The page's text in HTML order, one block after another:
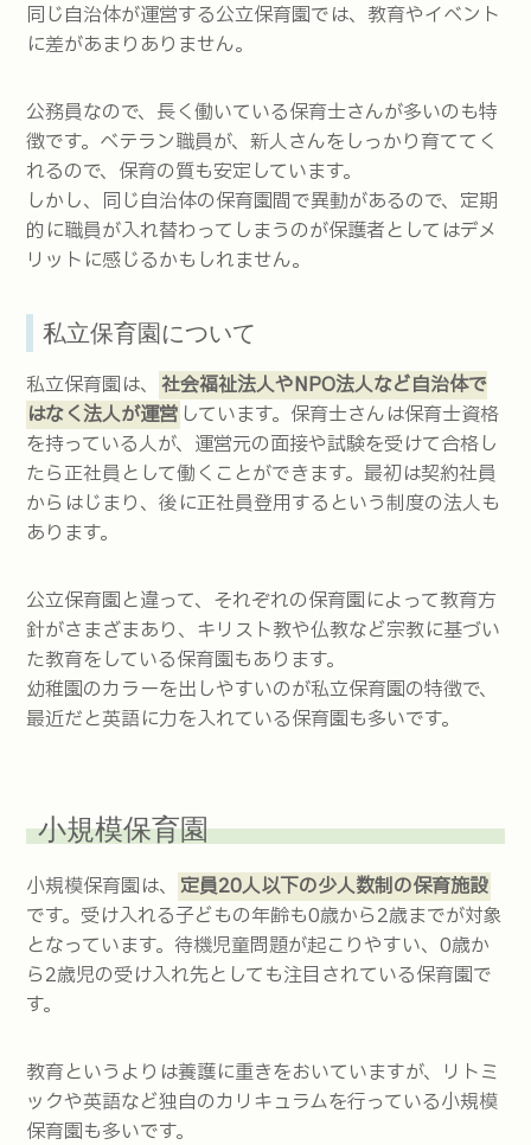
同じ自治体が運営する公立保育園では、教育やイベント
に差があまりありません。
公務員なので、長く働いている保育士さんが多いのも特
徴です。ベテラン職員が、新人さんをしっかり育ててく
れるので、保育の質も安定しています。
しかし、同じ自治体の保育園間で異動があるので、定期
的に職員が入れ替わってしまうのが保護者としてはデメ
リットに感じるかもしれません。
私立保育園について
私立保育園は、 社会福祉法人やNPO法人など自治体で
はなく法人が運営 しています。保育士さんは保育士資格
を持っている人が、運営元の面接や試験を受けて合格し
たら正社員として働くことができます。最初は契約社員
からはじまり、後に正社員登用するという制度の法人も
あります。
公立保育園と違って、それぞれの保育園によって教育方
針がさまざまあり、キリスト教や仏教など宗教に基づい
た教育をしている保育園もあります。
幼稚園のカラーを出しやすいのが私立保育園の特徴で、
最近だと英語に力を入れている保育園も多いです。
小規模保育園
小規模保育園は、 定員20人以下の少人数制の保育施設
です。受け入れる子どもの年齢も0歳から2歳までが対象
となっています。待機児童問題が起こりやすい、0歳か
ら2歳児の受け入れ先としても注目されている保育園で
す。
教育というよりは養護に重きをおいていますが、リトミ
ックや英語など独自のカリキュラムを行っている小規模
保育園も多いです。